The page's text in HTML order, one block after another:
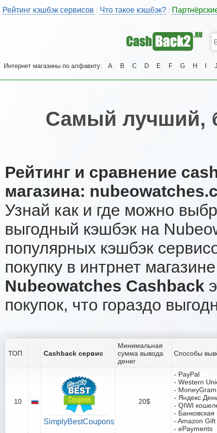
Рейтинг кэшбэк сервисов | Что такое кэшбэк?
Интернет магазины по алфавиту: A B C D E F G H
Самый лучший,
Рейтинг и сравнение
магазина:
Узнай как и где можно
выгодный кэшбэк на
популярных кэшбэк
покупку в интрнет
Nubeowatches Cashback
покупок, что гораздо
ТОП Cashback сервис
Минимальная
сумма вывода
денег
Способы
10
SimplyBestCoupons
20$
- PayPal
- Western
- MoneyGram
-
- QIWI
-
- Amazon
- ePayments